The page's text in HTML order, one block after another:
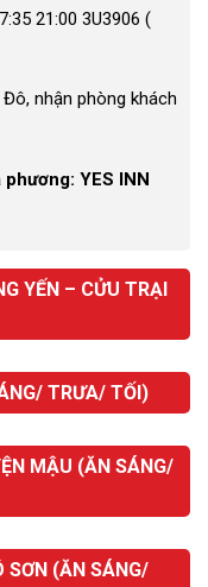
21:00 3U3906 (
nhận phòng khách
YES INN
YẾN – CỬU TRẠI
TRƯA/ TỐI)
MẬU (ĂN SÁNG/
SƠN (ĂN SÁNG/